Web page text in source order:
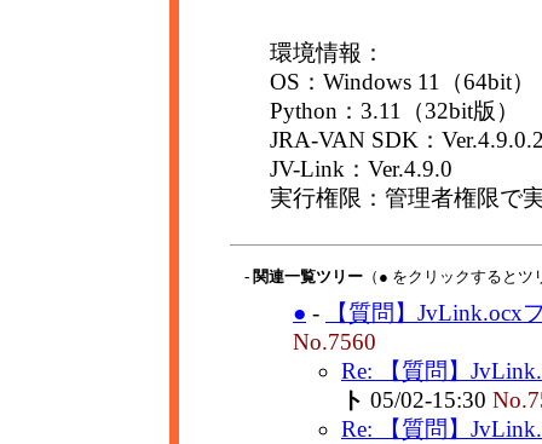
環境情報：
OS：Windows 11（64bit）
Python：3.11（32bit版）
JRA-VAN SDK：
JV-Link：Ver.4.9.0
実行権限：管理者権限で
- 関連一覧ツリー （● をクリックすると
● -
【質問】JvLink.ocx
No.7560
Re: 【質問】
ト 05/02-15:30
Re: 【質問】